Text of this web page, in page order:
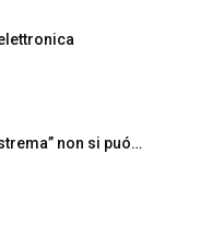
non si puó…